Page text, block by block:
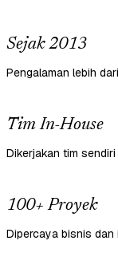
Sejak 2013
Pengalaman lebih
Tim In-House
Dikerjakan tim
100+ Proyek
Dipercaya bisnis